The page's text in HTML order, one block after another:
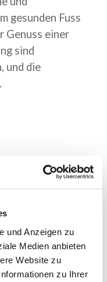
und Anzeigen zu
Medien anbieten
Website zu
zu Ihrer
gesunden Fuss
Genuss einer
sind
und die
Leistungen
oder in